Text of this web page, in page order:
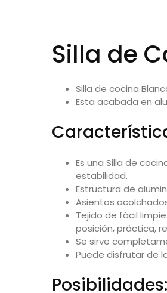
Silla de
Silla de cocina
Esta acabada en
Es una Silla de
estabilidad.
Estructura de
Asientos
Tejido de fácil
posición, práctica,
Se sirve
Puede disfrutar de
Posibilidades: